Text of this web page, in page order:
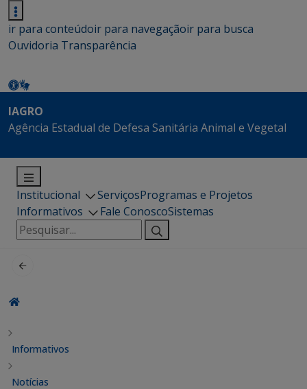
ir para conteúdoir para navegaçãoir para busca
Ouvidoria Transparência
IAGRO
Agência Estadual de Defesa Sanitária Animal e Vegetal
Institucional ServiçosProgramas e Projetos
Informativos
Fale ConoscoSistemas
Pesquisar
por:
Informativos
Notícias